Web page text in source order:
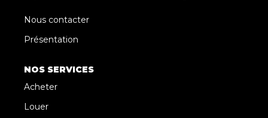
Nous contacter
Présentation
NOS SERVICES
Acheter
Louer